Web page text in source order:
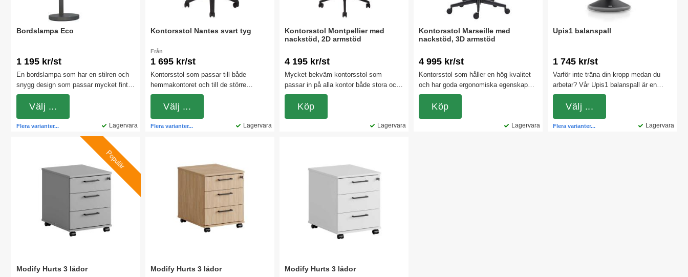
Bordslampa Eco
1 195 kr/st
En bordslampa som har en stilren och
snygg design som passar mycket fint
att ha till skrivbord. Lampans arm kan
justeras från 0 till 130 grader för att få
önskad ljusvinkel på arbetsplatsen. Välj
mellan 2 olika färger.
Lagervara
Flera varianter...
Välj ...
Kontorsstol Nantes svart tyg
Från
1 695 kr/st
Kontorsstol som passar till både
hemmakontoret och till de större
kontorslandskapen. Stolen har
synkromekanism (rygg och sits rör sig i
förhållande till varandra). Finns både
med och utan armstöd.
Lagervara
Flera varianter...
Välj ...
Kontorsstol Montpellier med
nackstöd, 2D armstöd
4 195 kr/st
Mycket bekväm kontorsstol som
passar in på alla kontor både stora och
små. Kontorsstolens rygg är låsbar i 7
olika lägen. Tack vare att stolen har en
synkroniserad lutningsmekanism får du
en ökad komfort. Även sitsen ärLagervara
Köp
Kontorsstol Marseille med
nackstöd, 3D armstöd
4 995 kr/st
Kontorsstol som håller en hög kvalitet
och har goda ergonomiska egenskaper.
Passar utmärkt att ha både i öppna
kontorslandskap, mindre arbetsrum eller
på hemmakontoret.
Lagervara
Köp
Upis1 balanspall
1 745 kr/st
Varför inte träna din kropp medan du
arbetar? Vår Upis1 balanspall är en
sittmöbel med många fördelar. Den
fungerar liknande en balansstol och en
pilatesboll, då den ger dig möjlighet till
ett aktivt sittande eftersom du helaLagervara
Flera varianter...
Välj ...
Populär
Modify Hurts 3 lådor Modify Hurts 3 lådor Modify Hurts 3 lådor